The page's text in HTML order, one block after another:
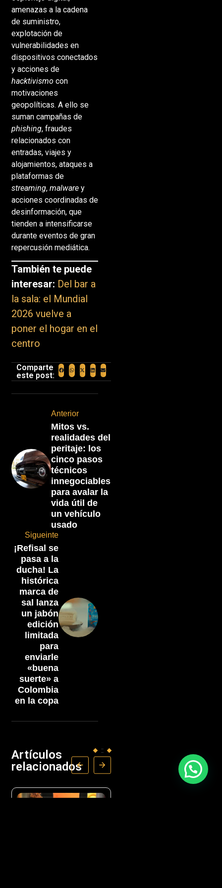
amenazas a la cadena
de suministro,
explotación de
vulnerabilidades en
dispositivos conectados
y acciones de
hacktivismo con
motivaciones
geopolíticas. A ello se
suman campañas de
phishing, fraudes
relacionados con
entradas, viajes y
alojamientos, ataques a
plataformas de
streaming, malwarey
acciones coordinadas de
desinformación, que
tienden a intensificarse
durante eventos de gran
repercusión mediática.
También te puede
interesar: Del bar a
la sala: el Mundial
2026 vuelve a
poner el hogar en el
centro
Comparte
este post:
Anterior
Mitos vs.
realidades del
peritaje: los
cinco pasos
técnicos
innegociables
para avalar la
vida útil de
un vehículo
usado
Sigueinte
¡Refisal se
pasa a la
ducha! La
histórica
marca de
sal lanza
un jabón
edición
limitada
para
enviarle
«buena
suerte» a
Colombia
en la copa
Artículos
relacionados